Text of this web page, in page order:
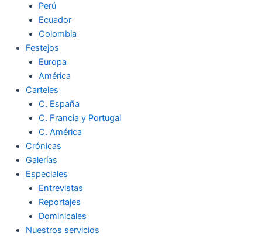
Perú
Ecuador
Colombia
Festejos
Europa
América
Carteles
C. España
C. Francia y Portugal
C. América
Crónicas
Galerías
Especiales
Entrevistas
Reportajes
Dominicales
Nuestros servicios